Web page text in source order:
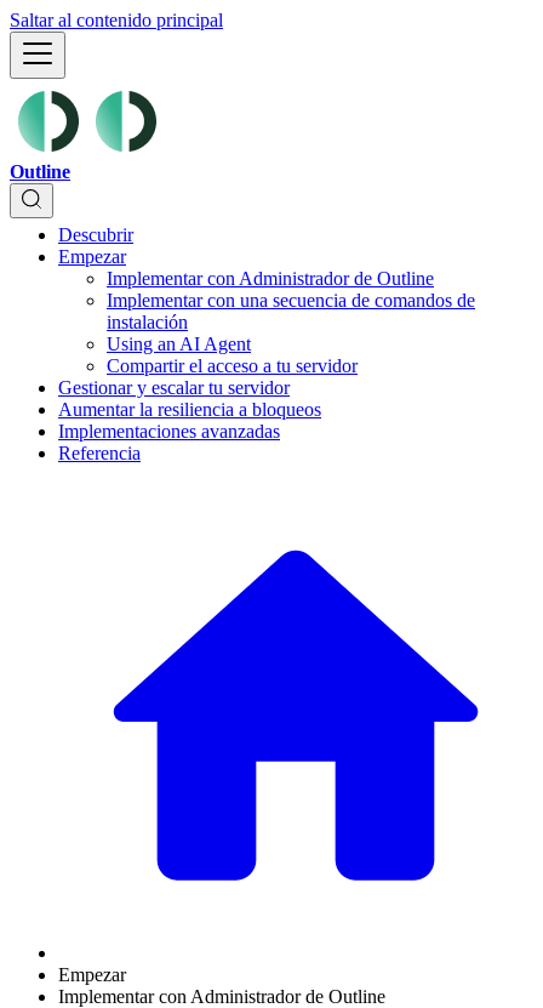
Saltar al contenido principal
Outline
Descubrir
Empezar
Implementar con Administrador de Outline
Implementar con una secuencia de comandos de
instalación
Using an AI Agent
Compartir el acceso a tu servidor
Gestionar y escalar tu servidor
Aumentar la resiliencia a bloqueos
Implementaciones avanzadas
Referencia
Empezar
Implementar con Administrador de Outline